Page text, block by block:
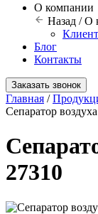
О компании
Назад / О
Блог
Контакты
Заказать звонок
Главная /
Сепаратор
27310